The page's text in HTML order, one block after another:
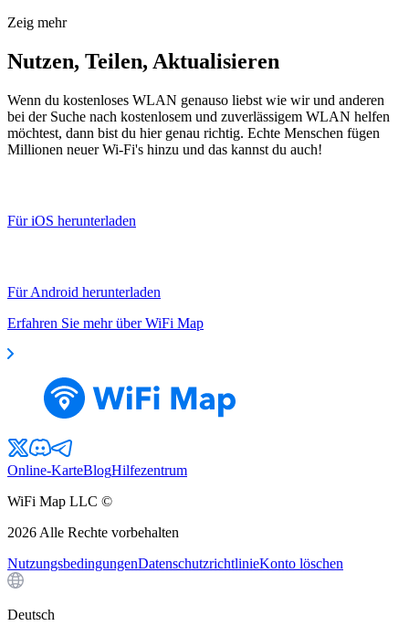
Zeig mehr
Nutzen, Teilen, Aktualisieren
Wenn du kostenloses WLAN genauso liebst wie wir und anderen
bei der Suche nach kostenlosem und zuverlässigem WLAN helfen
möchtest, dann bist du hier genau richtig. Echte Menschen fügen
Millionen neuer Wi-Fi's hinzu und das kannst du auch!
Für iOS herunterladen
Für Android herunterladen
Erfahren Sie mehr über WiFi Map
Online-KarteBlogHilfezentrum
WiFi Map LLC ©
2026 Alle Rechte vorbehalten
NutzungsbedingungenDatenschutzrichtlinieKonto löschen
Deutsch